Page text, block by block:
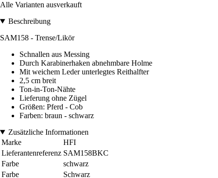
Alle Varianten ausverkauft
Beschreibung
SAM158 - Trense/Likör
Schnallen aus Messing
Durch Karabinerhaken abnehmbare Holme
Mit weichem Leder unterlegtes Reithalfter
2,5 cm breit
Ton-in-Ton-Nähte
Lieferung ohne Zügel
Größen: Pferd - Cob
Farben: braun - schwarz
Zusätzliche Informationen
Marke
HFI
Lieferantenreferenz SAM158BKC
Farbe
schwarz
Farbe
Schwarz